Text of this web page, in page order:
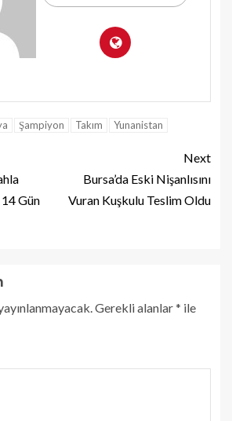
Şampiyon Takım Yunanistan
Gün
Next
Bursa’da Eski Nişanlısını
Vuran Kuşkulu Teslim Oldu
Gerekli alanlar* ile